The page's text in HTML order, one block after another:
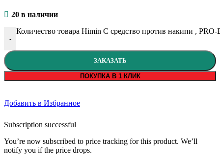
20 в наличии
-
Количество товара Himin C средство против накипи ,
ЗАКАЗАТЬ
ПОКУПКА В 1 КЛИК
Добавить в Избранное
Subscription successful
You’re now subscribed to price tracking for this product. We’ll
notify you if the price drops.